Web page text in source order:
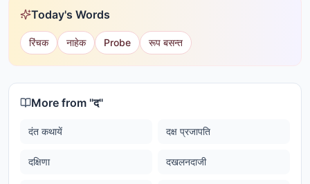
Today's Words
रिंचक नाहेक Probe रूप बसन्त
More from "द"
दंत कथायें दक्ष प्रजापति
दक्षिणा दखलनदाजी